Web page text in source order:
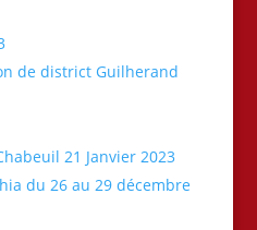
de district Guilherand
21 Janvier 2023
du 26 au 29 décembre